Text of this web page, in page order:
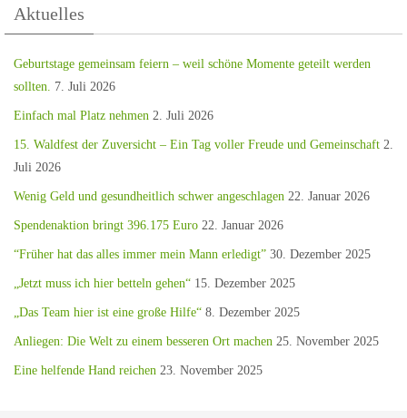
Aktuelles
Geburtstage gemeinsam feiern – weil schöne Momente geteilt werden
sollten. 7. Juli 2026
Einfach mal Platz nehmen 2. Juli 2026
15. Waldfest der Zuversicht – Ein Tag voller Freude und Gemeinschaft 2.
Juli 2026
Wenig Geld und gesundheitlich schwer angeschlagen 22. Januar 2026
Spendenaktion bringt 396.175 Euro 22. Januar 2026
“Früher hat das alles immer mein Mann erledigt” 30. Dezember 2025
„Jetzt muss ich hier betteln gehen“ 15. Dezember 2025
„Das Team hier ist eine große Hilfe“ 8. Dezember 2025
Anliegen: Die Welt zu einem besseren Ort machen 25. November 2025
Eine helfende Hand reichen 23. November 2025